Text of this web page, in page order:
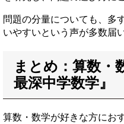
問題の分量についても、多
いやすいという声が多数届
まとめ：算数・
最深中学数学』
算数・数学が好きな方にお